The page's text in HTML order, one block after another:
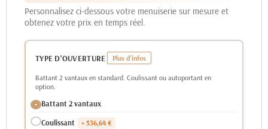
Personnalisez ci-dessous votre menuiserie sur mesure et
obtenez votre prix en temps réel.
TYPE D'OUVERTURE
Battant 2 vantaux en standard. Coulissant ou autoportant en
option.
Battant 2 vantaux
Coulissant
+ 536,64 €